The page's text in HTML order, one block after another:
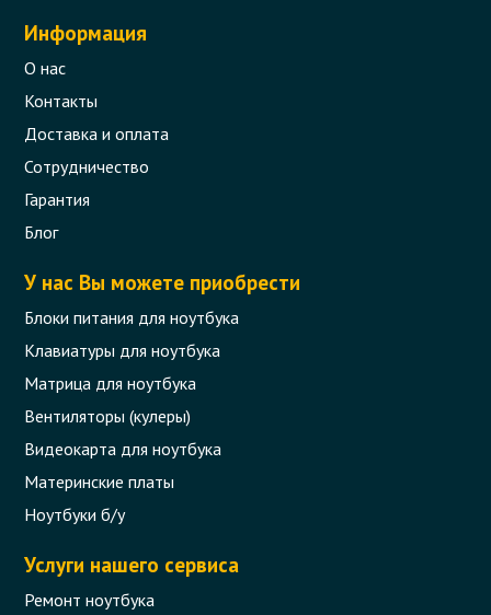
Информация
О нас
Контакты
Доставка и оплата
Сотрудничество
Гарантия
Блог
У нас Вы можете приобрести
Блоки питания для ноутбука
Клавиатуры для ноутбука
Матрица для ноутбука
Вентиляторы (кулеры)
Видеокарта для ноутбука
Материнские платы
Ноутбуки б/у
Услуги нашего сервиса
Ремонт ноутбука